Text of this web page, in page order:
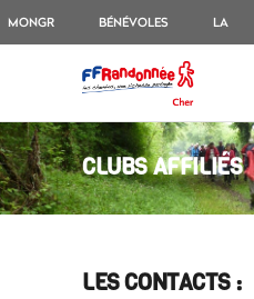
MONGR BÉNÉVOLES LA
CLUBS AFFILIÉS
LES CONTACTS :